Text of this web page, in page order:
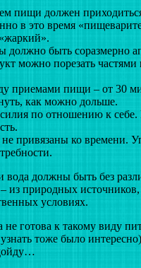
пищи должен
в это время
должно быть соразмерно
можно порезать частями
приемами пищи – от 30
как можно дольше.
по отношению к себе.
привязаны ко времени.
вода должны быть без
из природных источников,
условиях.
готова к такому виду
тоже было